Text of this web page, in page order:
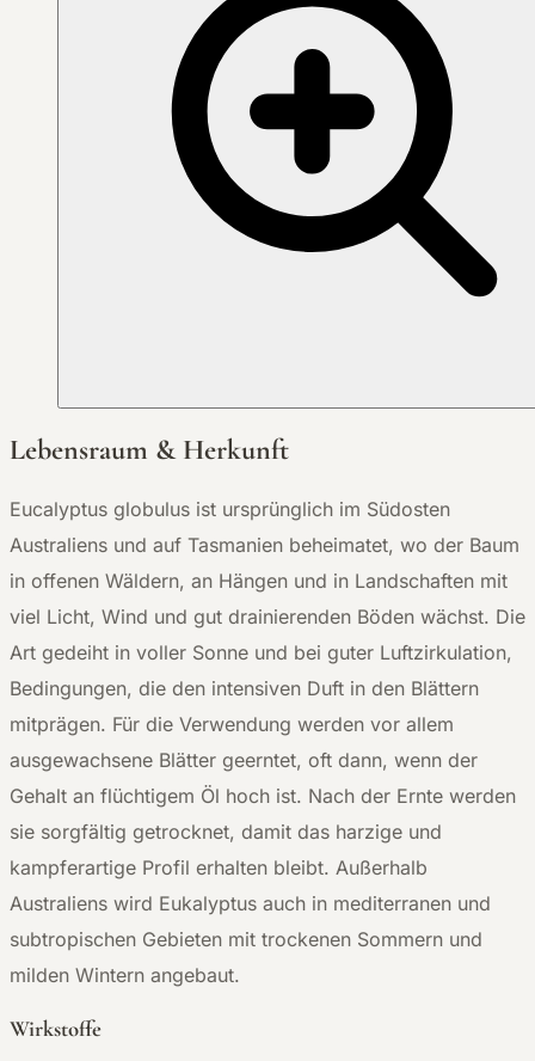
Lebensraum & Herkunft
Eucalyptus globulus ist ursprünglich im Südosten
Australiens und auf Tasmanien beheimatet, wo der Baum
in offenen Wäldern, an Hängen und in Landschaften mit
viel Licht, Wind und gut drainierenden Böden wächst. Die
Art gedeiht in voller Sonne und bei guter Luftzirkulation,
Bedingungen, die den intensiven Duft in den Blättern
mitprägen. Für die Verwendung werden vor allem
ausgewachsene Blätter geerntet, oft dann, wenn der
Gehalt an flüchtigem Öl hoch ist. Nach der Ernte werden
sie sorgfältig getrocknet, damit das harzige und
kampferartige Profil erhalten bleibt. Außerhalb
Australiens wird Eukalyptus auch in mediterranen und
subtropischen Gebieten mit trockenen Sommern und
milden Wintern angebaut.
Wirkstoffe